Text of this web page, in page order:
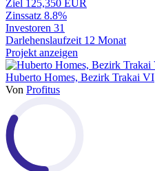
Ziel 125,350 EUR
Zinssatz 8.8%
Investoren 31
Darlehenslaufzeit 12 Monat
Projekt anzeigen
Huberto Homes, Bezirk Trakai VI
Von Profitus